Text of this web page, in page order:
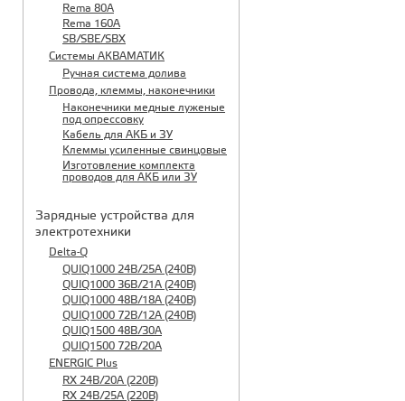
Rema 80A
Rema 160A
SB/SBE/SBX
Системы АКВАМАТИК
Ручная система долива
Провода, клеммы, наконечники
Наконечники медные луженые
под опрессовку
Кабель для АКБ и ЗУ
Клеммы усиленные свинцовые
Изготовление комплекта
проводов для АКБ или ЗУ
Зарядные устройства для
электротехники
Delta-Q
QUIQ1000 24B/25A (240B)
QUIQ1000 36B/21A (240B)
QUIQ1000 48B/18A (240B)
QUIQ1000 72B/12A (240B)
QUIQ1500 48B/30A
QUIQ1500 72B/20A
ENERGIC Plus
RX 24B/20A (220B)
RX 24B/25A (220B)